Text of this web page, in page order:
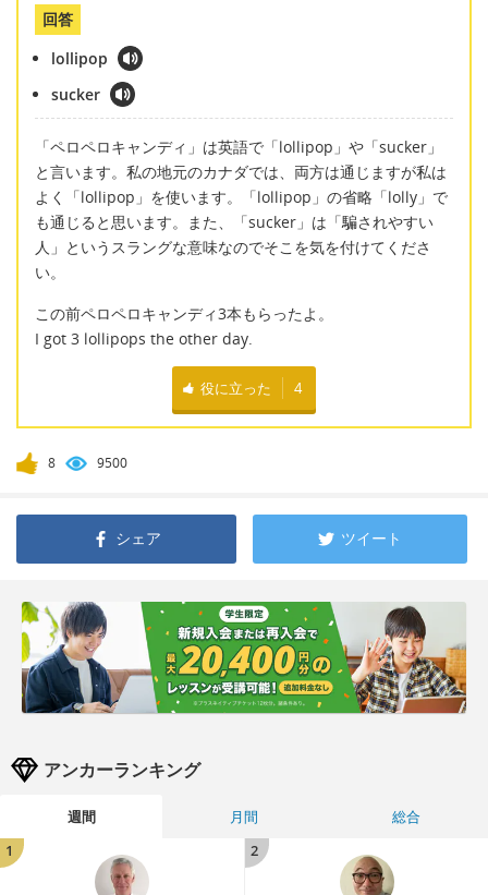
回答
lollipop
sucker
「ペロペロキャンディ」は英語で「lollipop」や「sucker」
と言います。私の地元のカナダでは、両方は通じますが私は
よく「lollipop」を使います。「lollipop」の省略「lolly」で
も通じると思います。また、「sucker」は「騙されやすい
人」というスラングな意味なのでそこを気を付けてくださ
い。
この前ペロペロキャンディ3本もらったよ。
I got 3 lollipops the other day.
役に立った 4
8 9500
シェア ツイート
アンカーランキング
週間 月間
総合
1
2